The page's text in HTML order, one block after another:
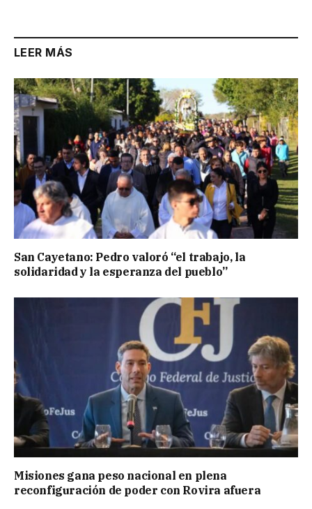
LEER MÁS
San Cayetano: Pedro valoró “el trabajo, la
solidaridad y la esperanza del pueblo”
Misiones gana peso nacional en plena
reconfiguración de poder con Rovira afuera